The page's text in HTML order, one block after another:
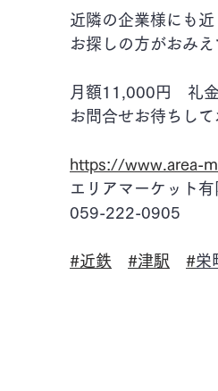
近隣の企業様にも
お探しの方がおみ
月額11,000円　礼
お問合せお待ちし
https://www.area-
エリアマーケット
059-222-0905
#近鉄 #津駅 #栄